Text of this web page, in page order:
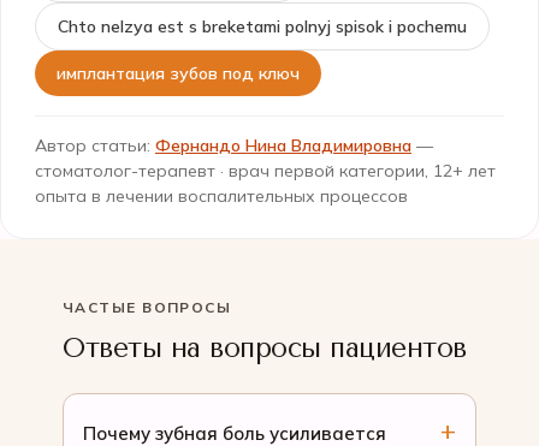
Chto nelzya est s breketami polnyj spisok i pochemu
имплантация зубов под ключ
Автор статьи: Фернандо Нина Владимировна —
стоматолог-терапевт · врач первой категории, 12+ лет
опыта в лечении воспалительных процессов
ЧАСТЫЕ ВОПРОСЫ
Ответы на вопросы пациентов
Почему зубная боль усиливается